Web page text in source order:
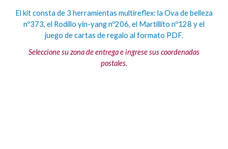
El kit consta de 3 herramientas multireflex: la Ova de belleza
nº373, el Rodillo yin-yang nº206, el Martillito nº128 y el
juego de cartas de regalo al formato PDF.
Seleccione su zona de entrega e ingrese sus coordenadas
postales.